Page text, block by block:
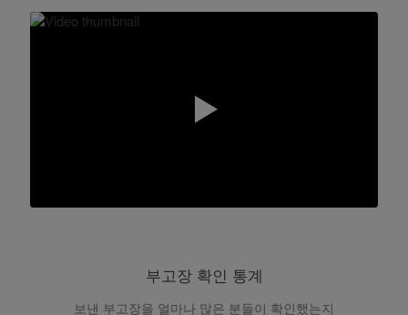
부고장 확인 통계
보낸 부고장을 얼마나 많은 분들이 확인했는지